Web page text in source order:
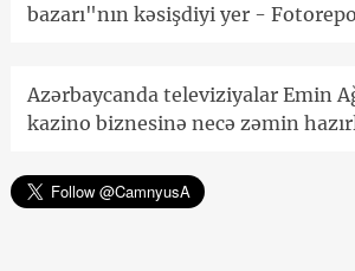
bazarı"nın kəsişdiyi yer -
Azərbaycanda televiziyalar Emin
kazino biznesinə necə zəmin